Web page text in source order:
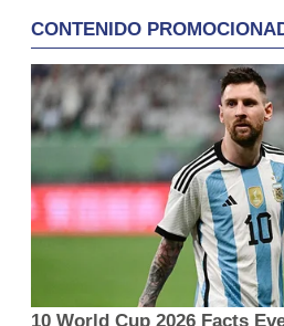
CONTENIDO
10 World Cup 2026 Facts